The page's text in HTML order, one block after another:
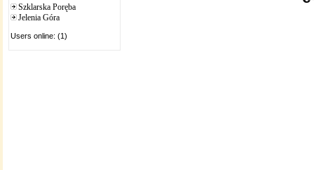
Szklarska Poręba
Jelenia Góra
Users online: (1)